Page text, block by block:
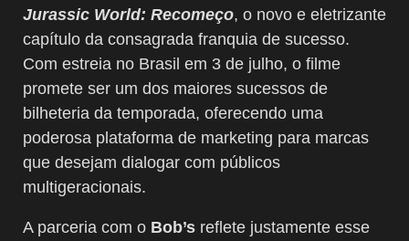
Jurassic World: Recomeço, o novo e eletrizante
capítulo da consagrada franquia de sucesso.
Com estreia no Brasil em 3 de julho, o filme
promete ser um dos maiores sucessos de
bilheteria da temporada, oferecendo uma
poderosa plataforma de marketing para marcas
que desejam dialogar com públicos
multigeracionais.
A parceria com o Bob’s reflete justamente esse